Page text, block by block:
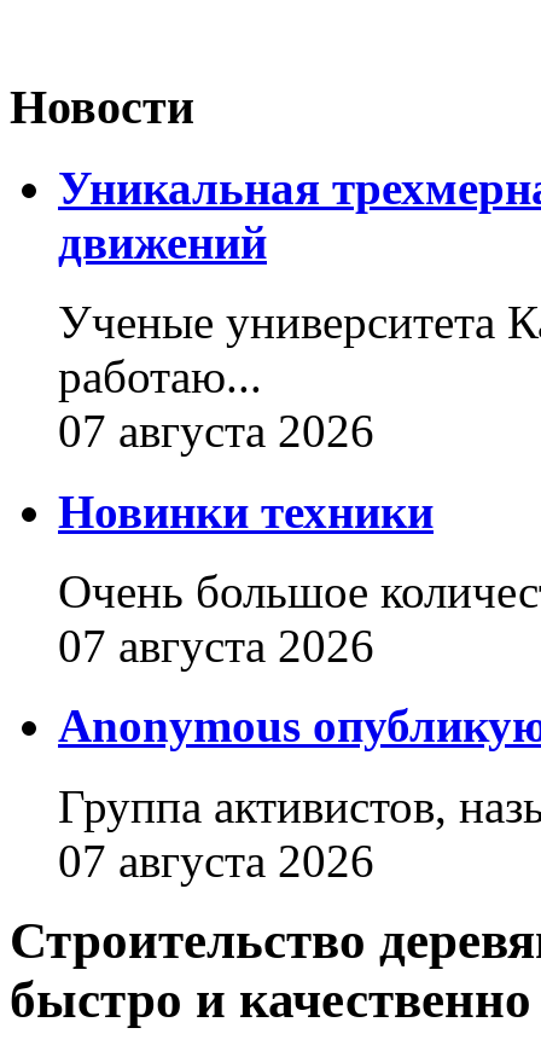
Новости
Уникальная
движений
Ученые университета
работаю...
07 августа 2026
Новинки техники
Очень большое
07 августа 2026
Anonymous
Группа активистов,
07 августа 2026
Строительство
быстро и качественно